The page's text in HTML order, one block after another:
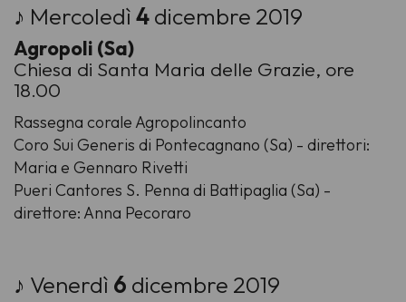
♪ Mercoledì4dicembre 2019
Agropoli (Sa)
Chiesa di Santa Maria delle Grazie, ore
18.00
Rassegna corale Agropolincanto
Coro Sui Generis di Pontecagnano (Sa) - direttori:
Maria e Gennaro Rivetti
Pueri Cantores S. Penna di Battipaglia (Sa) -
direttore: Anna Pecoraro
♪ Venerdì 6 dicembre 2019